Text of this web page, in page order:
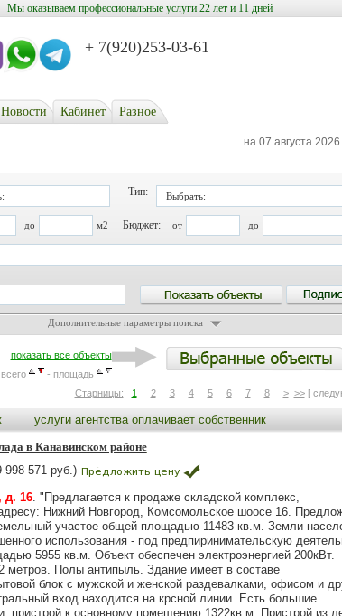
Мы оказываем профессиональные услуги 22 лет и 11 дней
+ 7(920)253-03-61
Новости Кабинет Разное
на 07 августа
Тип: Выбрать:
до м2 Бюджет: от до
Дополнительные параметры поиска
показать все объекты
- площадь
Старницы:
1 2 3 4 5 6 7 8 > >>[
услуги агентства оплачивает собственник
в Канавинском районе
998 571 руб.)
д. 16. "Предлагается к продаже складской комплекс,
Нижний Новгород, Комсомольское шоосе 16.
участое общей площадью 11483 кв.м. Земли
использования - под предпиринимательскую
5955 кв.м. Объект обеспечен электроэнергией 200кВт.
метров. Полы антипыль. Здание имеет в составе
блок с мужской и женской раздевалками, офисом и
вход находится на крсной линии. Есть большие
пристрой к основному помещению 1322кв.м. Пристрой из